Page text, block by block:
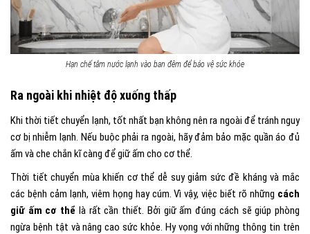
Hạn chế tắm nước lạnh vào ban đêm để bảo vệ sức khỏe
Ra ngoài khi nhiệt độ xuống thấp
Khi thời tiết chuyển lạnh, tốt nhất bạn không nên ra ngoài để tránh nguy
cơ bị nhiễm lạnh. Nếu buộc phải ra ngoài, hãy đảm bảo mặc quần áo đủ
ấm và che chắn kĩ càng để giữ ấm cho cơ thể.
Thời tiết chuyển mùa khiến cơ thể dễ suy giảm sức đề kháng và mắc
các bệnh cảm lạnh, viêm họng hay cúm. Vì vậy, việc biết rõ những cách
giữ ấm cơ thể là rất cần thiết. Bởi giữ ấm đúng cách sẽ giúp phòng
ngừa bệnh tật và nâng cao sức khỏe. Hy vọng với những thông tin trên